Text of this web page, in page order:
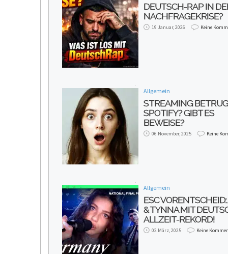
DEUTSCH-RAP IN
NACHFRAGEKRISE?
19 Januar, 2026 Keine
Allgemein
STREAMING
SPOTIFY? GIBT ES
BEWEISE?
06 November, 2025 Keine
Allgemein
ESC
& TYNNA MIT
ALLZEIT-REKORD!
02 März, 2025 Keine